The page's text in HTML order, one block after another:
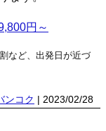
円～
など、出発日が近づ
ンコク | 2023/02/28